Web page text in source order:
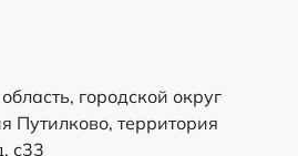
городской округ
Путилково, территория
с33